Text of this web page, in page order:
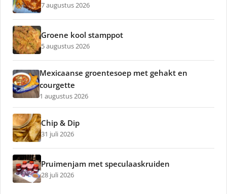
7 augustus 2026
Groene kool stamppot
5 augustus 2026
Mexicaanse groentesoep met gehakt en
courgette
1 augustus 2026
Chip & Dip
31 juli 2026
Pruimenjam met speculaaskruiden
28 juli 2026